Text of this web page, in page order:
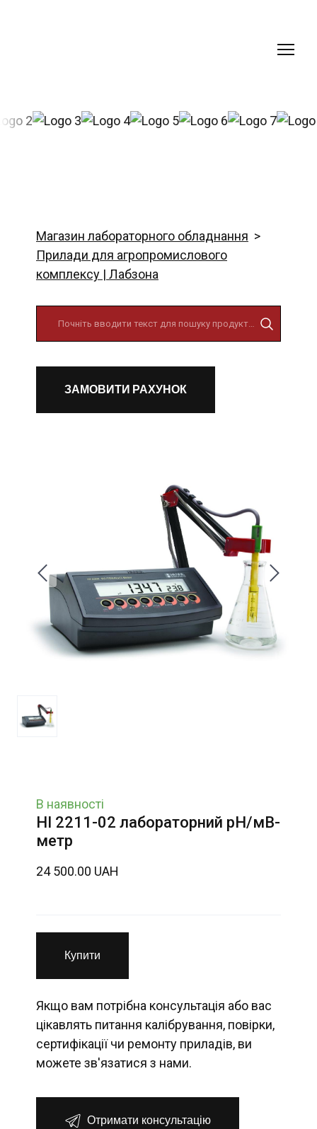
Магазин лабораторного обладнання
Прилади для агропромислового
комплексу | Лабзона
ЗАМОВИТИ РАХУНОК
В наявності
HI 2211-02 лабораторний рН/мВ-
метр
24 500.00 UAH
Купити
Якщо вам потрібна консультація або вас
цікавлять питання калібрування, повірки,
сертифікації чи ремонту приладів, ви
можете зв'язатися з нами.
Отримати консультацію